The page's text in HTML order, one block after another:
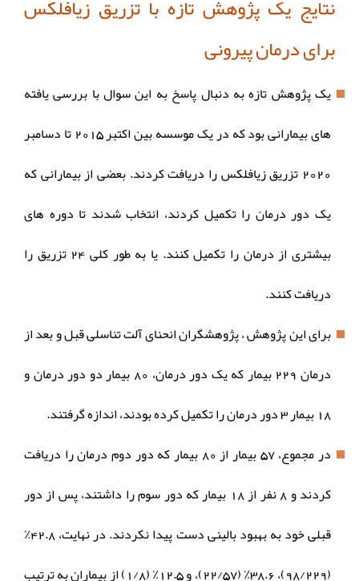
نتایج یک پژوهش تازه با تزریق زیافلکس
برای درمان پیرونی
یک پژوهش تازه به دنبال پاسخ به این سوال با بررسی یافته
های بیمارانی بود که در یک موسسه بین اکتبر 2015 تا دسامبر
2020 تزریق زیافلکس را دریافت کردند. بعضی از بیمارانی که
یک دور درمان را تکمیل کردند، انتخاب شدند تا دوره های
بیشتری از درمان را تکمیل کنند. یا به طور کلی 24 تزریق را
دریافت کنند.
برای این پژوهش ، پژوهشگران انحنای آلت تناسلی قبل و بعد از
درمان 229 بیمار که یک دور درمان، 80 بیمار دو دور درمان و
18 بیمار 3 دور درمان را تکمیل کرده بودند، اندازه‌ گرفتند.
در مجموع، 57 بیمار از 80 بیمار که دور دوم درمان را دریافت
کردند و 8 نفر از 18 بیمار که دور سوم را داشتند، پس از دور
قبلی خود به بهبود بالینی دست پیدا نکردند. در نهایت، 42.8٪
(98/229)، 38.6٪ (22/57)، و 12.5٪ (1/8) از بیماران به ترتیب